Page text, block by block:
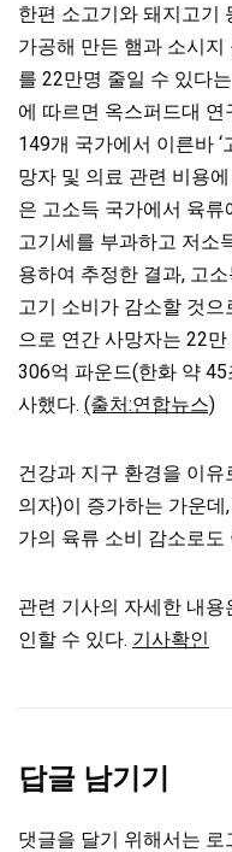
한편 소고기와 돼지고기
가공해 만든 햄과 소시
를 22만명 줄일 수 있다
에 따르면 옥스퍼드대
149개 국가에서 이른바
망자 및 의료 관련 비용
은 고소득 국가에서 육류
고기세를 부과하고 저소
용하여 추정한 결과, 고
고기 소비가 감소할 것
으로 연간 사망자는 22
306억 파운드(한화 약
사했다. (출처:연합뉴스)
건강과 지구 환경을 이
의자)이 증가하는 가운데
가의 육류 소비 감소로도
관련 기사의 자세한 내
인할 수 있다. 기사확인
답글 남기기
댓글을 달기 위해서는 로